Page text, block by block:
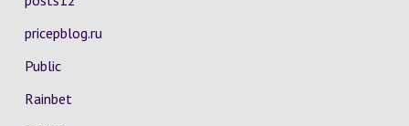
pricepblog.ru
Public
Rainbet